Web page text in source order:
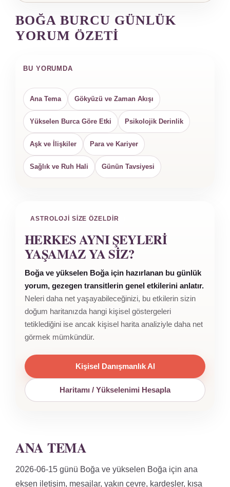
BOĞA BURCU GÜNLÜK
YORUM ÖZETI
BU YORUMDA
Ana Tema Gökyüzü ve Zaman Akışı
Yükselen Burca Göre Etki Psikolojik Derinlik
Aşk ve İlişkiler Para ve Kariyer
Sağlık ve Ruh Hali Günün Tavsiyesi
ASTROLOJI SIZE ÖZELDIR
HERKES AYNI ŞEYLERI
YAŞAMAZ YA SIZ?
Boğa ve yükselen Boğa için hazırlanan bu günlük
yorum, gezegen transitlerin genel etkilerini anlatır.
Neleri daha net yaşayabileceğinizi, bu etkilerin sizin
doğum haritanızda hangi kişisel göstergeleri
tetiklediğini ise ancak kişisel harita analiziyle daha net
görmek mümkündür.
Kişisel Danışmanlık Al
Haritamı / Yükselenimi Hesapla
ANA TEMA
2026-06-15 günü Boğa ve yükselen Boğa için ana
eksen iletişim, mesajlar, yakın çevre, kardeşler, kısa